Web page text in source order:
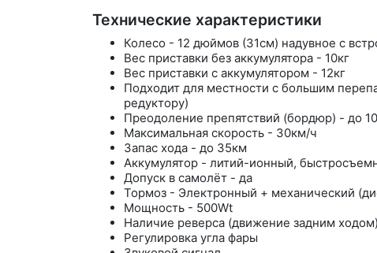
Технические характеристики
Колесо - 12 дюймов (31см) надувное с
Вес приставки без аккумулятора - 10кг
Вес приставки с аккумулятором - 12кг
Подходит для местности с большим
редуктору)
Преодоление препятствий (бордюр) - до
Максимальная скорость - 30км/ч
Запас хода - до 35км
Аккумулятор - литий-ионный,
Допуск в самолёт - да
Тормоз - Электронный + механический
Мощность - 500Wt
Наличие реверса (движение задним ходом)
Регулировка угла фары